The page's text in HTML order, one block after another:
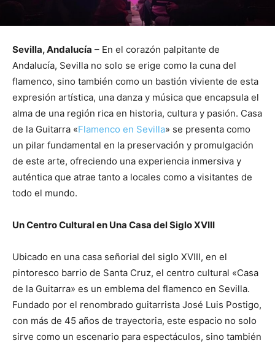
Sevilla, Andalucía – En el corazón palpitante de
Andalucía, Sevilla no solo se erige como la cuna del
flamenco, sino también como un bastión viviente de esta
expresión artística, una danza y música que encapsula el
alma de una región rica en historia, cultura y pasión. Casa
de la Guitarra «Flamenco en Sevilla» se presenta como
un pilar fundamental en la preservación y promulgación
de este arte, ofreciendo una experiencia inmersiva y
auténtica que atrae tanto a locales como a visitantes de
todo el mundo.
Un Centro Cultural en Una Casa del Siglo XVIII
Ubicado en una casa señorial del siglo XVIII, en el
pintoresco barrio de Santa Cruz, el centro cultural «Casa
de la Guitarra» es un emblema del flamenco en Sevilla.
Fundado por el renombrado guitarrista José Luis Postigo,
con más de 45 años de trayectoria, este espacio no solo
sirve como un escenario para espectáculos, sino también